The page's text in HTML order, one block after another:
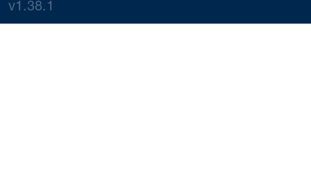
v1.38.1